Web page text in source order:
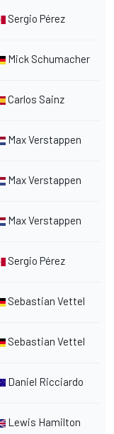
Sergio Pérez
Mick Schumacher
Carlos Sainz
Max Verstappen
Max Verstappen
Max Verstappen
Sergio Pérez
Sebastian Vettel
Sebastian Vettel
Daniel Ricciardo
Lewis Hamilton